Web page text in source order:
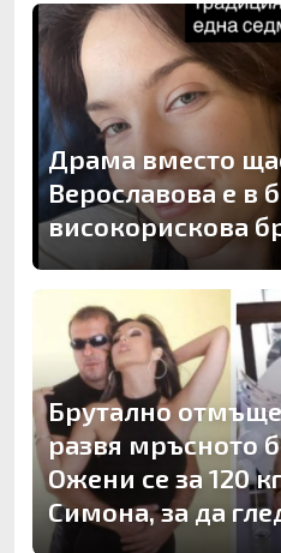
Драма вместо
Верославова е в
високорискова
Брутално
развя мръсното
Ожени се за 120
Симона, за да